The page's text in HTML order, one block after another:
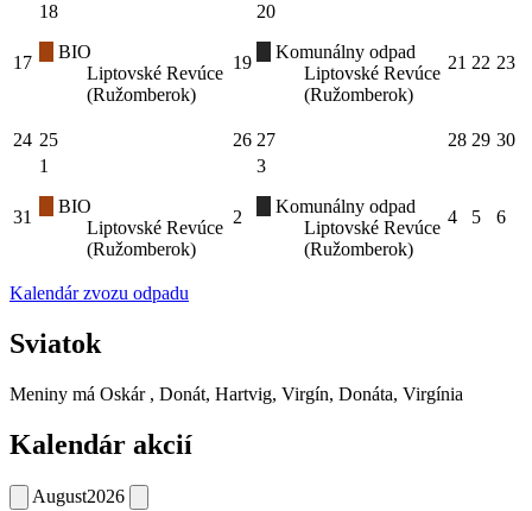
17
18
BIO
Liptovské Revúce
(Ružomberok)
19
20
Komunálny odpad
Liptovské Revúce
(Ružomberok)
21 22 23
24 25 26 27 28 29 30
31
1
BIO
Liptovské Revúce
(Ružomberok)
2
3
Komunálny odpad
Liptovské Revúce
(Ružomberok)
4 5 6
Kalendár zvozu odpadu
Sviatok
Meniny má Oskár , Donát, Hartvig, Virgín, Donáta, Virgínia
Kalendár akcií
August2026